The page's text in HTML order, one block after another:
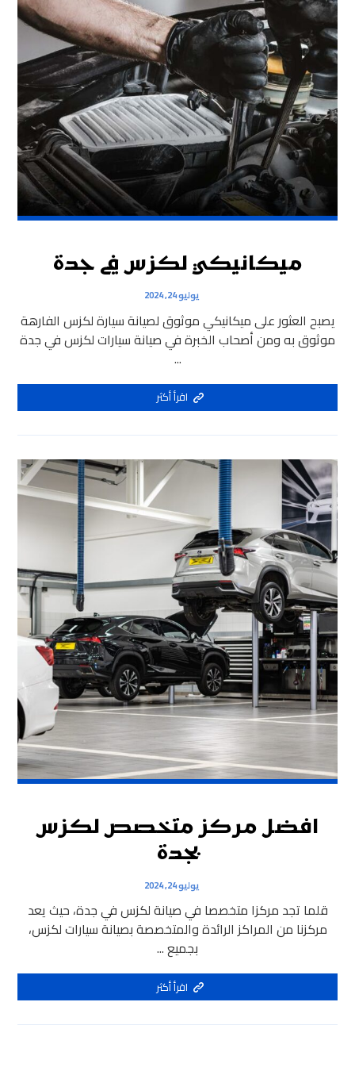
ميكانيكي لكزس في جدة
يوليو 24, 2024
يصبح العثور على ميكانيكي موثوق لصيانة سيارة لكزس الفارهة
موثوق به ومن أصحاب الخبرة في صيانة سيارات لكزس في جدة
...
اقرأ أكثر
افضل مركز متخصص لكزس
بجدة
يوليو 24, 2024
قلما تجد مركزا متخصصا في صيانة لكزس في جدة، حيث يعد
مركزنا من المراكز الرائدة والمتخصصة بصيانة سيارات لكزس،
بجميع ...
اقرأ أكثر